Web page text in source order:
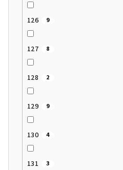
126 9
127 8
128 2
129 9
130 4
131 3